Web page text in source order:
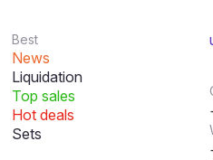
Best
News
Liquidation
Top sales
Hot deals
Sets